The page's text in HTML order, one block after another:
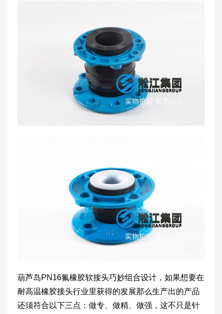
葫芦岛PN16氟橡胶软接头巧妙组合设计，如果想要在
耐高温橡胶接头行业里获得的发展那么生产出的产品
还须符合以下三点：做专、做精、做强，这不只是针